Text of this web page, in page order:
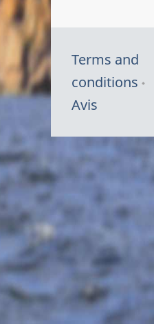
Terms and
conditions
Avis